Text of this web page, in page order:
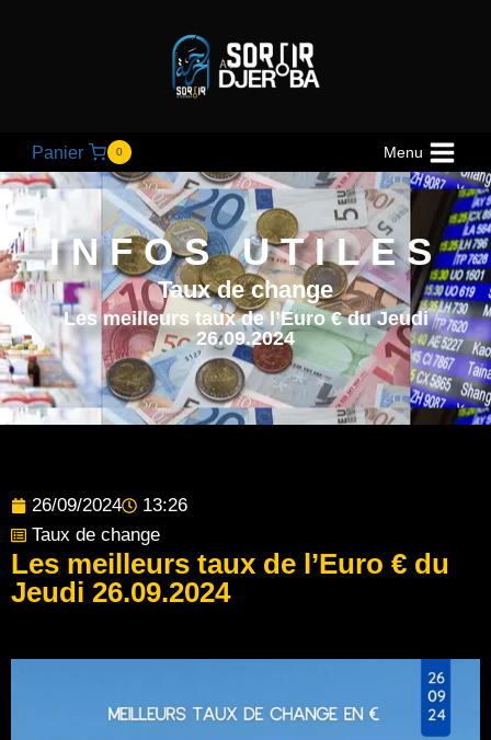
Panier 0 Menu
INFOS UTILES
Taux de change
Les meilleurs taux de l’Euro € du Jeudi
26.09.2024
26/09/2024
13:26
Taux de change
Les meilleurs taux de l’Euro € du
Jeudi 26.09.2024